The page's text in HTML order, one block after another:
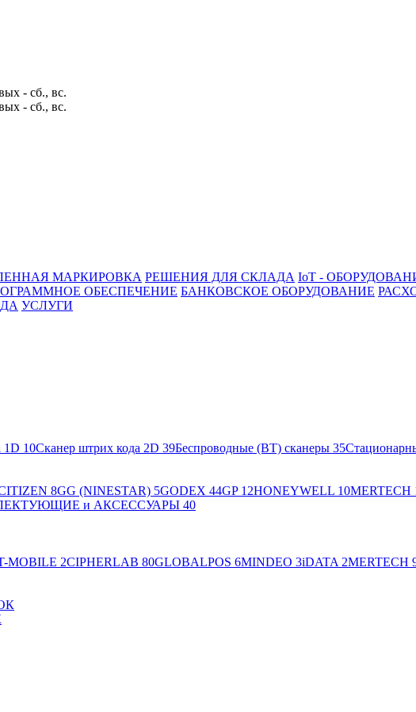
- сб., вс.
- сб., вс.
МАРКИРОВКА РЕШЕНИЯ ДЛЯ СКЛАДА IoT -
ОБЕСПЕЧЕНИЕ БАНКОВСКОЕ ОБОРУДОВАНИЕ
УСЛУГИ
1D 10Сканер штрих кода 2D 39Беспроводные (BT) сканеры 35
8GG (NINESTAR) 5GODEX 44GP12HONEYWELL 10MERTECH
и АКСЕССУАРЫ 40
MOBILE 2CIPHERLAB 80GLOBALPOS 6MINDEO 3iDATA 2MERTECH